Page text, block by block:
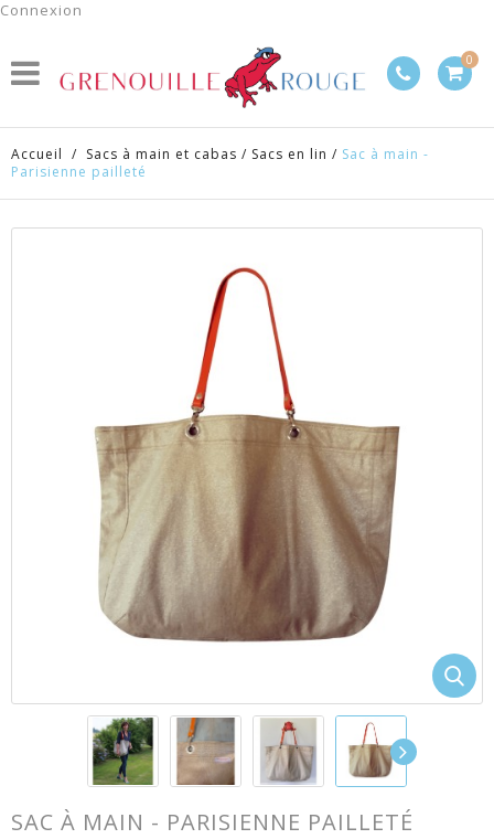
Connexion
0
Accueil / Sacs à main et cabas / Sacs en lin / Sac à main -
Parisienne pailleté
SAC À MAIN - PARISIENNE PAILLETÉ